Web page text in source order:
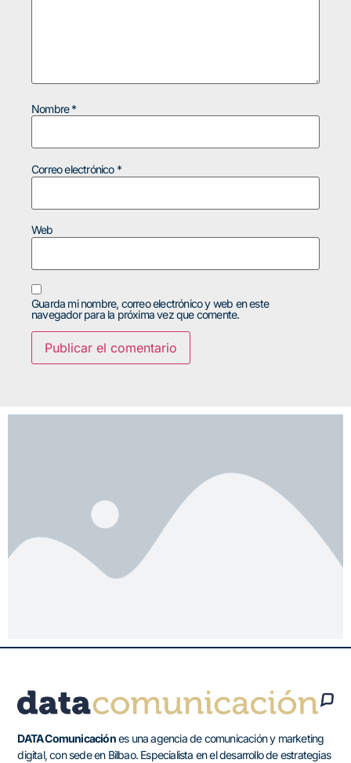
Nombre*
Correo electrónico *
Web
Guarda mi nombre, correo electrónico y web en este
navegador para la próxima vez que comente.
DATA Comunicaciónes una agencia de comunicación y marketing
digital, con sede en Bilbao. Especialista en el desarrollo de estrategias